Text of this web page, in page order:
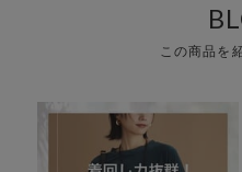
この商品を